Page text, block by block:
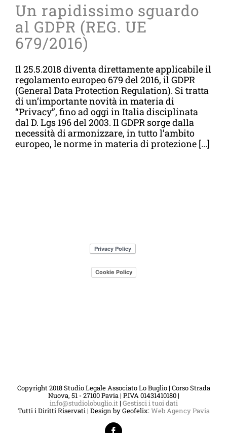
Un rapidissimo sguardo
al GDPR (REG. UE
679/2016)
Il 25.5.2018 diventa direttamente applicabile il
regolamento europeo 679 del 2016, il GDPR
(General Data Protection Regulation). Si tratta
di un’importante novità in materia di
“Privacy”, fino ad oggi in Italia disciplinata
dal D. Lgs 196 del 2003. Il GDPR sorge dalla
necessità di armonizzare, in tutto l’ambito
europeo, le norme in materia di protezione [...]
Cookie Policy
Copyright 2018 Studio Legale Associato Lo Buglio | Corso Strada
Nuova, 51 - 27100 Pavia | P.IVA 01431410180 |
info@studiolobuglio.it | Gestisci i tuoi dati
Tutti i Diritti Riservati | Design by Geofelix:Web Agency Pavia